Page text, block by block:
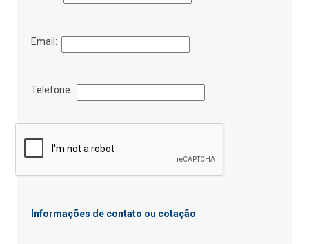
Email:
Telefone:
Informações de contato ou cotação